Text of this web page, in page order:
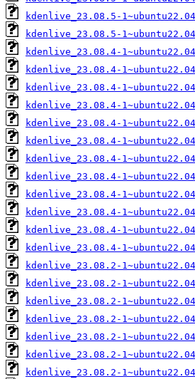
kdenlive_23.08.5-
kdenlive_23.08.5-
kdenlive_23.08.4-
kdenlive_23.08.4-
kdenlive_23.08.4-
kdenlive_23.08.4-
kdenlive_23.08.4-
kdenlive_23.08.4-
kdenlive_23.08.4-
kdenlive_23.08.4-
kdenlive_23.08.4-
kdenlive_23.08.4-
kdenlive_23.08.4-
kdenlive_23.08.4-
kdenlive_23.08.2-
kdenlive_23.08.2-
kdenlive_23.08.2-
kdenlive_23.08.2-
kdenlive_23.08.2-
kdenlive_23.08.2-
kdenlive_23.08.2-